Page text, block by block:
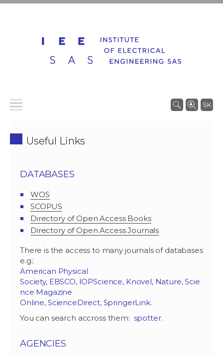
SK
Useful Links
DATABASES
WOS
SCOPUS
Directory of Open Access Books
Directory of Open Access Journals
There is the access to many journals of databases
e.g.:
American Physical
Society, EBSCO, IOPScience, Knovel, Nature,Scie
nce Magazine
Online, ScienceDirect, SpringerLink.
You can search accross them: spotter.
AGENCIES